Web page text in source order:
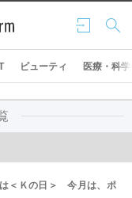
ログ
イン
検索
ビューティ 医療・科学
は＜Ｋの日＞ 今月は、ポ